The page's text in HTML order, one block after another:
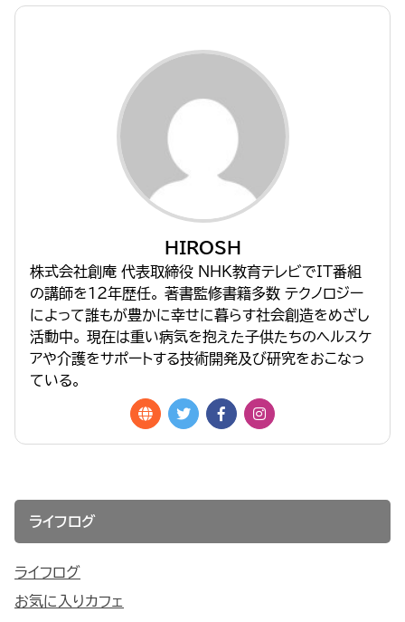
HIROSH
株式会社創庵 代表取締役 NHK教育テレビでIT番組
の講師を１２年歴任。 著書監修書籍多数 テクノロジー
によって誰もが豊かに幸せに暮らす社会創造をめざし
活動中。 現在は重い病気を抱えた子供たちのヘルスケ
アや介護をサポートする技術開発及び研究をおこなっ
ている。
ライフログ
ライフログ
お気に入りカフェ